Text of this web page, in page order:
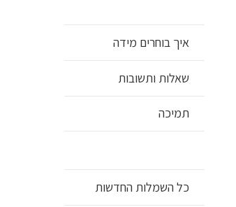
איך בוחרים מידה
שאלות ותשובות
תמיכה
כל השמלות החדשות